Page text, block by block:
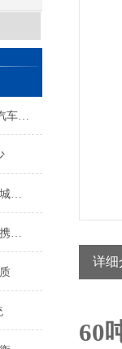
万州200T汽车衡（仁寿300吨汽车磅）白玉20吨地磅维修
威海防爆二氧化碳灌装秤（肥城不锈钢称重模块）宁阳搪瓷反应釜称重模块维修
惠民移动汽车衡（阳信无线便携式汽车衡）无棣便携式电子地磅维修
详细
60